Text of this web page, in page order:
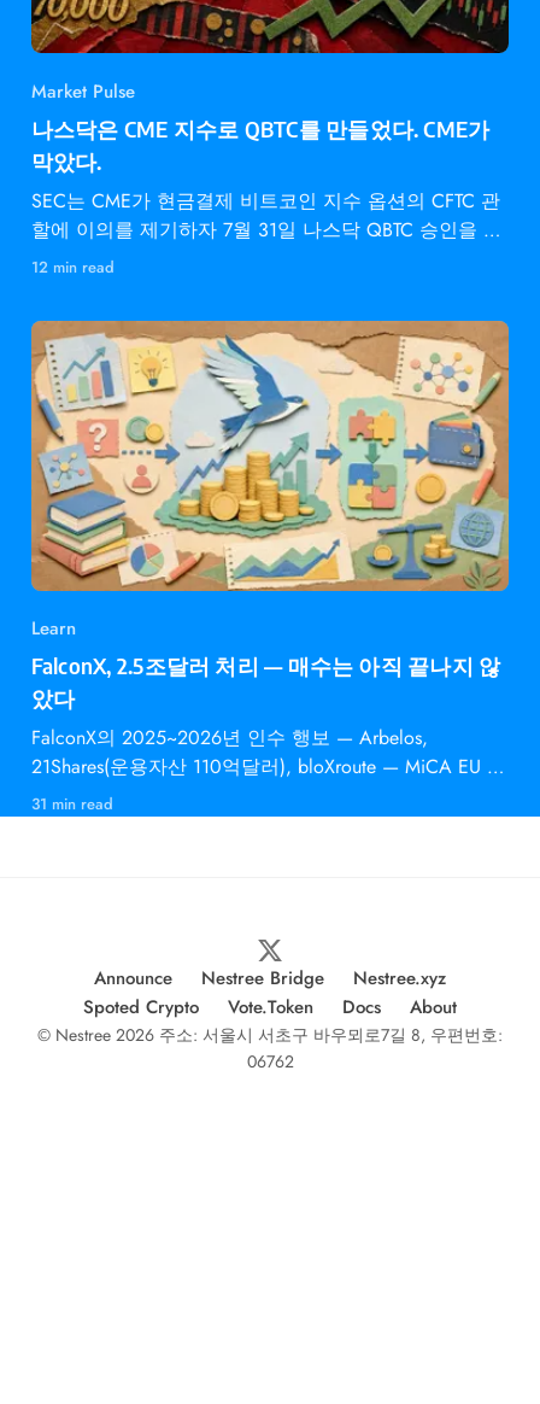
Market Pulse
나스닥은 CME 지수로 QBTC를 만들었다. CME가
막았다.
SEC는 CME가 현금결제 비트코인 지수 옵션의 CFTC 관
할에 이의를 제기하자 7월 31일 나스닥 QBTC 승인을 동
결했다.
12 min read
Learn
FalconX, 2.5조달러 처리 — 매수는 아직 끝나지 않
았다
FalconX의 2025~2026년 인수 행보 — Arbelos,
21Shares(운용자산 110억달러), bloXroute — MiCA EU 승
인과 의미
31 min read
Announce Nestree Bridge
Nestree.xyz
Spoted Crypto
Vote.Token Docs About
© Nestree 2026 주소: 서울시 서초구 바우뫼로7길 8, 우편번호:
06762